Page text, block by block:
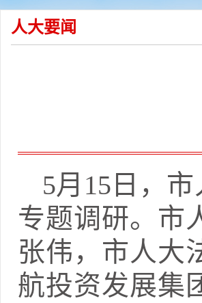
人大要闻
5月15日，
专题调研。市
张伟，市人大
航投资发展集